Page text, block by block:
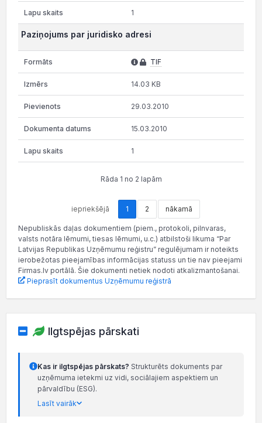
1
Paziņojums par juridisko adresi
TIF
14.03 KB
29.03.2010
15.03.2010
1
Rāda 1 no 2 lapām
iepriekšējā 1 2 nākamā
Nepubliskās daļas dokumentiem (piem., protokoli, pilnvaras,
valsts notāra lēmumi, tiesas lēmumi, u.c.) atbilstoši likuma “Par
Latvijas Republikas Uzņēmumu reģistru” regulējumam ir noteikts
ierobežotas pieejamības informācijas statuss un tie nav pieejami
Firmas.lv portālā. Šie dokumenti netiek nodoti atkalizmantošanai.
Pieprasīt dokumentus Uzņēmumu reģistrā
Ilgtspējas pārskati
Kas ir ilgtspējas pārskats? Strukturēts dokuments par
uzņēmuma ietekmi uz vidi, sociālajiem aspektiem un
pārvaldību (ESG).
Lasīt vairāk